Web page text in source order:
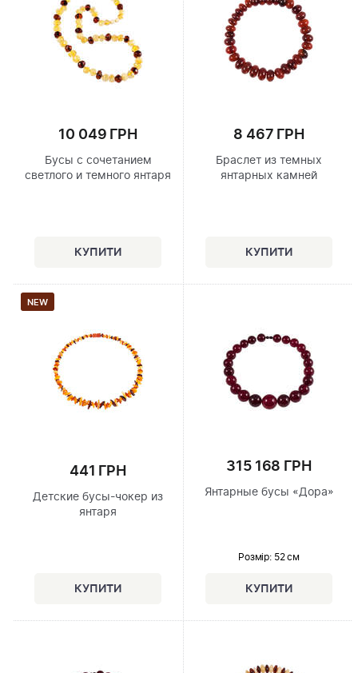
10 049 ГРН
Бусы с сочетанием
светлого и темного янтаря
8 467 ГРН
Браслет из темных
янтарных камней
NEW
441 ГРН
Детские бусы-чокер из
янтаря
315 168 ГРН
Янтарные бусы «Дора»
Розмір: 52 см